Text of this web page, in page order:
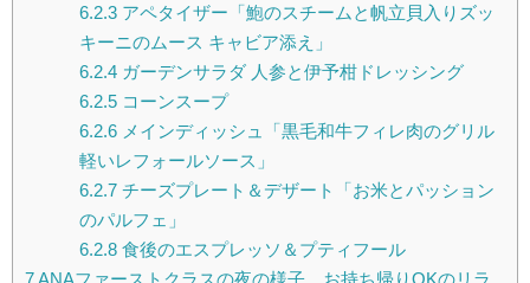
6.2.3アペタイザー「鮑のスチームと帆立貝入りズッ
キーニのムース キャビア添え」
6.2.4ガーデンサラダ 人参と伊予柑ドレッシング
6.2.5コーンスープ
6.2.6メインディッシュ「黒毛和牛フィレ肉のグリル
軽いレフォールソース」
6.2.7チーズプレート＆デザート「お米とパッション
のパルフェ」
6.2.8食後のエスプレッソ＆プティフール
7 ANAファーストクラスの夜の様子。お持ち帰りOKのリラ